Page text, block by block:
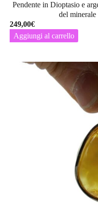
Pendente in Dioptasio e
del
249,00€
Aggiungi al carrello